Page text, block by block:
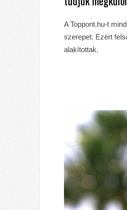
A Toppont.hu-t
szerepet. Ezért
alakítottak.